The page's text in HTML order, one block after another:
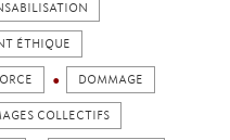
ÉTHIQUE
DOMMAGE
COLLECTIFS